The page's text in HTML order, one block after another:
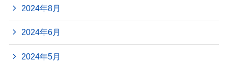
2024年8月
2024年6月
2024年5月